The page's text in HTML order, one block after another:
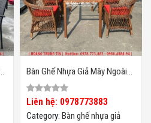
Bàn Ghế Nhựa Giả Mây Ngoài
Trời HTT130
Liên hệ: 0978773883
Category: Bàn ghế nhựa giả